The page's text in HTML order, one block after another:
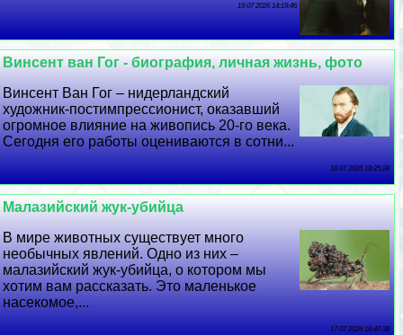
19 07 2026 14:19:46
Винсент ван Гог - биография, личная жизнь, фото
Винсент Ван Гог – нидерландский
художник-постимпрессионист, оказавший
огромное влияние на живопись 20-го века.
Сегодня его работы оцениваются в сотни...
18 07 2026 18:25:28
Малазийский жук-убийца
В мире животных существует много
необычных явлений. Одно из них –
малазийский жук-убийца, о котором мы
хотим вам рассказать. Это маленькое
насекомое,...
17 07 2026 16:47:38